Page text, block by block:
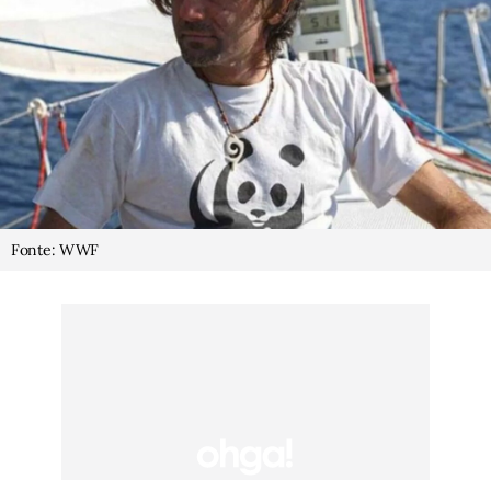
Fonte: WWF